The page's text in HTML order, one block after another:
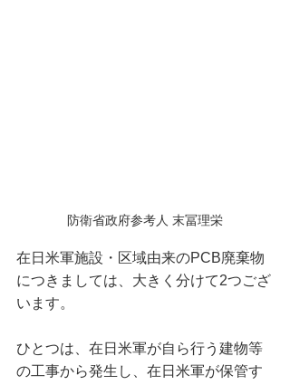
防衛省政府参考人 末冨理栄
在日米軍施設・区域由来のPCB廃棄物
につきましては、大きく分けて2つござ
います。
ひとつは、在日米軍が自ら行う建物等
の工事から発生し、在日米軍が保管す